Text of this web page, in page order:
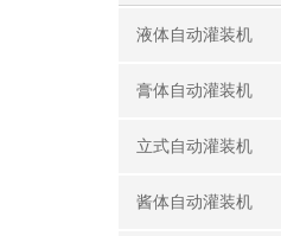
液体自动灌装机
膏体自动灌装机
立式自动灌装机
酱体自动灌装机